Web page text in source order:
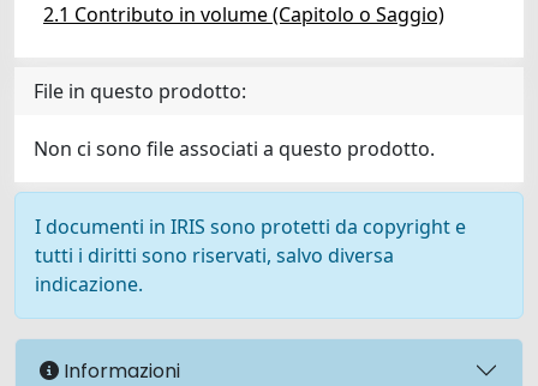
2.1 Contributo in volume (Capitolo o Saggio)
File in questo prodotto:
Non ci sono file associati a questo prodotto.
I documenti in IRIS sono protetti da copyright e
tutti i diritti sono riservati, salvo diversa
indicazione.
Informazioni